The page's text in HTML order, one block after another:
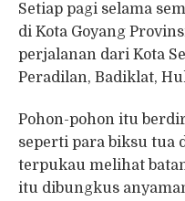
Setiap pagi selama
di Kota Goyang
perjalanan dari Kota
Peradilan, Badiklat,
Pohon-pohon itu
seperti para biksu tua
terpukau melihat
itu dibungkus